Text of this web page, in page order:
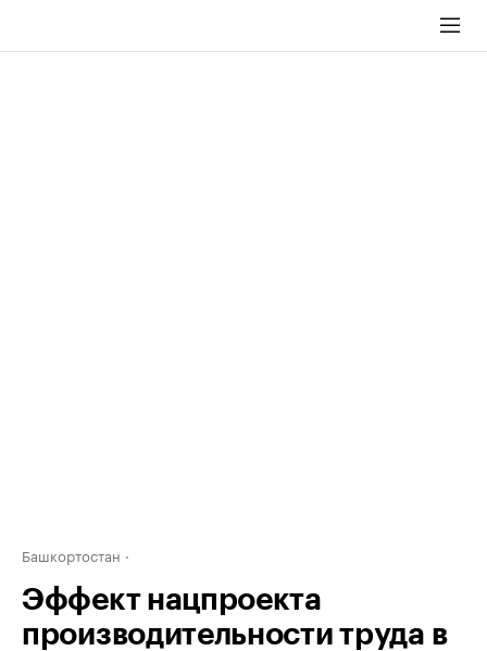
Башкортостан
Эффект нацпроекта
производительности труда в